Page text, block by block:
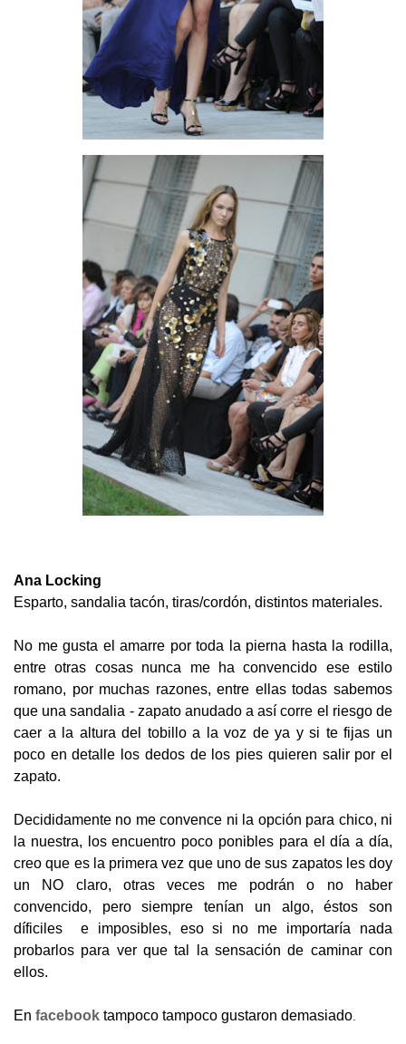
Ana Locking
Esparto, sandalia tacón, tiras/cordón, distintos materiales.
No me gusta el amarre por toda la pierna hasta la rodilla,
entre otras cosas nunca me ha convencido ese estilo
romano, por muchas razones, entre ellas todas sabemos
que una sandalia - zapato anudado a así corre el riesgo de
caer a la altura del tobillo a la voz de ya y si te fijas un
poco en detalle los dedos de los pies quieren salir por el
zapato.
Decididamente no me convence ni la opción para chico, ni
la nuestra, los encuentro poco ponibles para el día a día,
creo que es la primera vez que uno de sus zapatos les doy
un NO claro, otras veces me podrán o no haber
convencido, pero siempre tenían un algo, éstos son
díficiles e imposibles, eso si no me importaría nada
probarlos para ver que tal la sensación de caminar con
ellos.
En facebook tampoco tampoco gustaron demasiado.